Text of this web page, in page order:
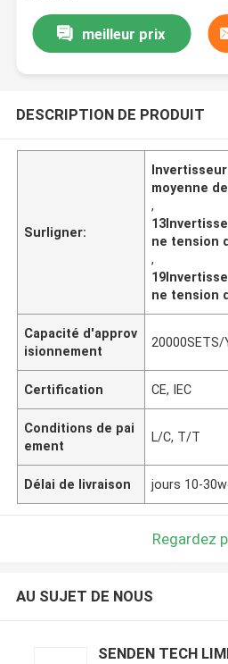
meilleur prix
DESCRIPTION DE PRODUIT
Surligner:
moyenne
,
ne tension
,
ne tension
Capacité d'approv
isionnement
20000SETS/
Certification CE, IEC
Conditions de pai
ement
L/C, T/T
Délai de livraison jours 10-
Regardez
AU SUJET DE NOUS
SENDEN TECH